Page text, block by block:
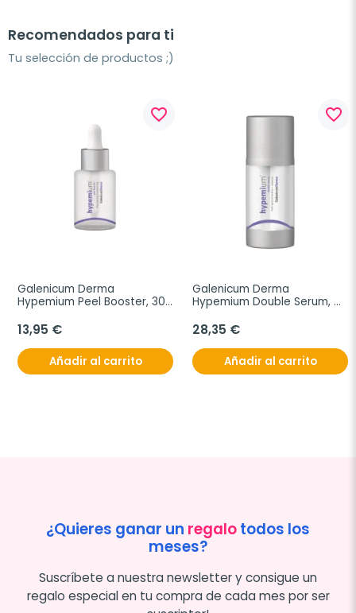
Recomendados para ti
Tu selección de productos ;)
favorite_border
Galenicum Derma
Hypemium Peel Booster, 30
13,95 €
Añadir al carrito
favorite_border
Galenicum Derma
Hypemium Double Serum,
28,35 €
Añadir al carrito
¿Quieres ganar un regalotodos los
meses?
Suscríbete a nuestra newsletter y consigue un
regalo especial en tu compra de cada mes por ser